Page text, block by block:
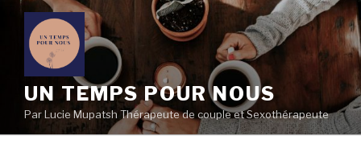
Aller
contenu
principal
UN TEMPS POUR NOUS
Par Lucie Mupatsh Thérapeute de couple et Sexothérapeute